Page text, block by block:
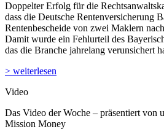
Doppelter Erfolg für die
dass die Deutsche Rentenversicherung
Rentenbescheide von zwei Maklern
Damit wurde ein Fehlurteil des
das die Branche jahrelang verunsichert
> weiterlesen
Video
Das Video der Woche – präsentiert von
Mission Money